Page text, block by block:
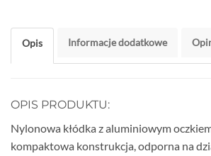
Opis Informacje dodatkowe
OPIS PRODUKTU:
Nylonowa kłódka z aluminiowym
kompaktowa konstrukcja, odporna na